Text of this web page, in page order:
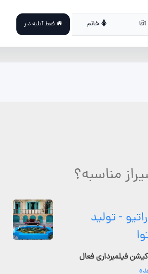
خانم فقط آتلیه دار
مناسبه؟
- تولید